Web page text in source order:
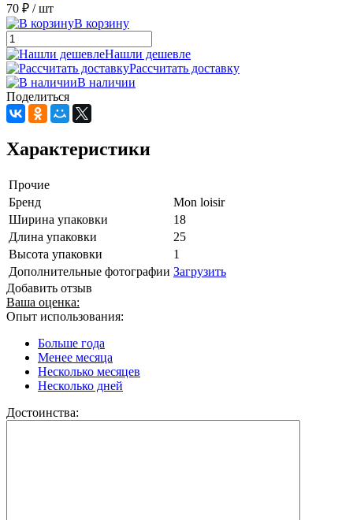
70 ₽ / шт
В корзину
Нашли дешевле
Рассчитать доставку
В наличии
Поделиться
Характеристики
Прочие
Бренд
Mon loisir
Ширина упаковки
18
Длина упаковки
25
Высота упаковки
1
Дополнительные фотографии Загрузить
Добавить отзыв
Ваша оценка:
Опыт использования:
Больше года
Менее месяца
Несколько месяцев
Несколько дней
Достоинства: